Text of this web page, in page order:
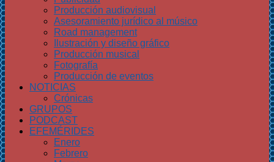
Producción audiovisual
Asesoramiento jurídico al músico
Road management
Ilustración y diseño gráfico
Producción musical
Fotografía
Producción de eventos
NOTICIAS
Crónicas
GRUPOS
PODCAST
EFEMÉRIDES
Enero
Febrero